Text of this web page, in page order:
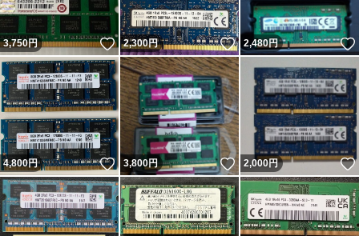
3,750円 いいね！
2,300円 いいね！
2,480円
4,800円 いいね！
3,800円 いいね！
2,000円